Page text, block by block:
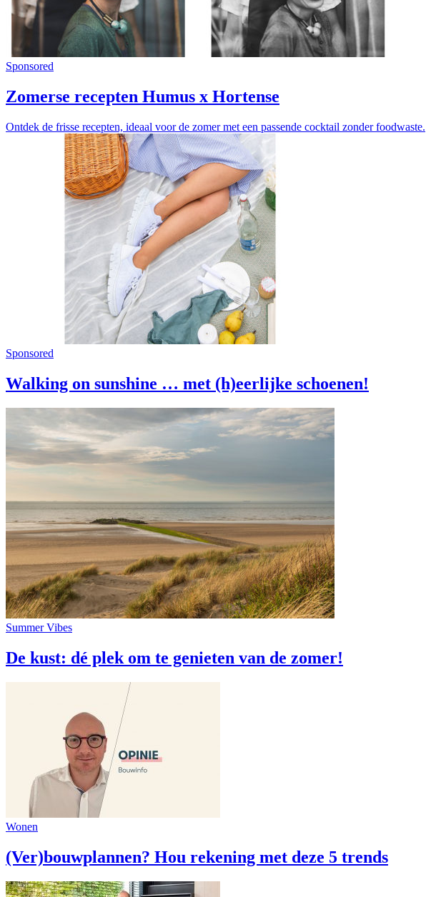
Sponsored
Zomerse recepten Humus x Hortense
Ontdek de frisse recepten, ideaal voor de zomer met een passende cocktail zonder foodwaste.
Sponsored
Walking on sunshine … met (h)eerlijke schoenen!
Summer Vibes
De kust: dé plek om te genieten van de zomer!
Wonen
(Ver)bouwplannen? Hou rekening met deze 5 trends